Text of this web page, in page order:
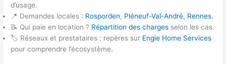
d’usage.
📍 Demandes locales : Rosporden, Pléneuf-Val-André, Rennes.
📝 Qui paie en location ? Répartition des charges selon les cas.
🏷️ Réseaux et prestataires : repères sur Engie Home Services
pour comprendre l’écosystème.